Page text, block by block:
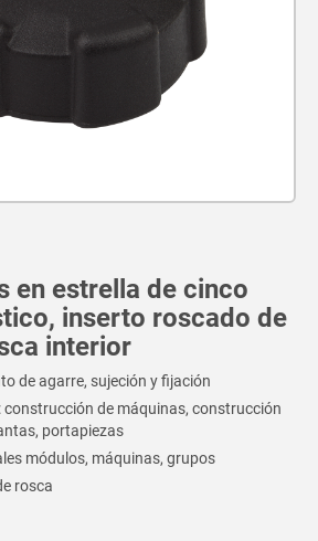
en estrella de cinco
inserto roscado de
interior
de agarre, sujeción y fijación
construcción de máquinas, construcción
portapiezas
módulos, máquinas, grupos
rosca